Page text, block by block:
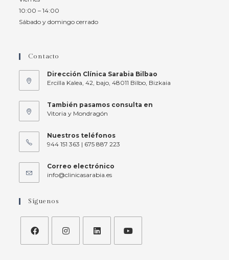
10:00 – 14:00
Sábado y domingo cerrado
Contacto
Dirección Clínica Sarabia Bilbao
Ercilla Kalea, 42, bajo, 48011 Bilbo, Bizkaia
También pasamos consulta en
Vitoria y Mondragón
Nuestros teléfonos
944 151 363 | 675 887 223
Correo electrónico
info@clinicasarabia.es
Síguenos